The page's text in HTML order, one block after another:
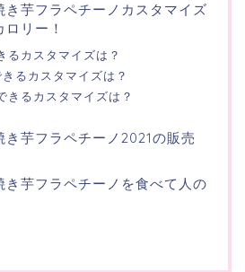
き芋フラペチーノカスタマイズ
リー！
るカスタマイズは？
るカスタマイズは？
きるカスタマイズは？
き芋フラペチーノ2021の販売
き芋フラペチーノを食べて人の